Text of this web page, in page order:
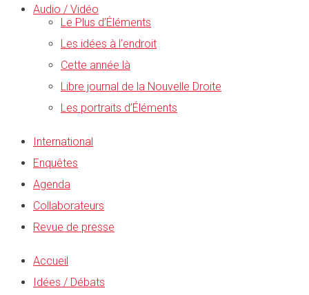
Audio / Vidéo
Le Plus d’Éléments
Les idées à l’endroit
Cette année là
Libre journal de la Nouvelle Droite
Les portraits d’Éléments
International
Enquêtes
Agenda
Collaborateurs
Revue de presse
Accueil
Idées / Débats